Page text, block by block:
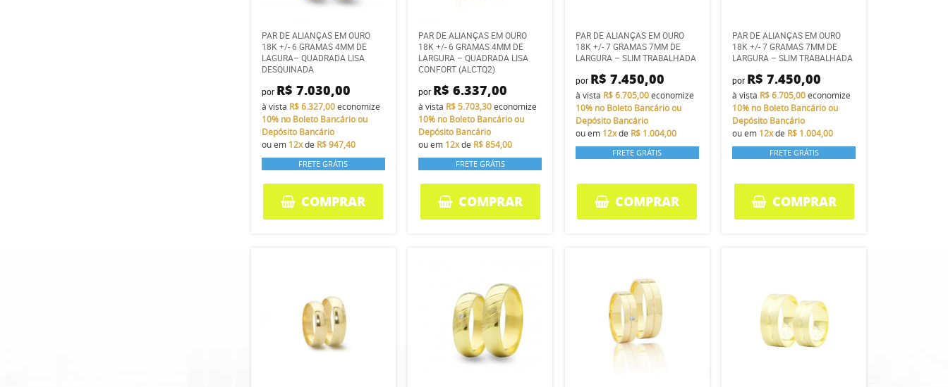
PAR DE ALIANÇAS EM OURO
18K +/- 6 GRAMAS 4MM DE
LAGURA– QUADRADA LISA
DESQUINADA
por R$ 7.030,00
à vista R$ 6.327,00economize
10% no Boleto Bancário ou
Depósito Bancário
ou em 12xde R$ 947,40
FRETE GRÁTIS
COMPRAR
PAR DE ALIANÇAS EM OURO
18K +/- 6 GRAMAS 4MM DE
LARGURA – QUADRADA LISA
CONFORT (ALCTQ2)
por R$ 6.337,00
à vista R$ 5.703,30economize
10% no Boleto Bancário ou
Depósito Bancário
ou em 12xde R$ 854,00
FRETE GRÁTIS
COMPRAR
PAR DE ALIANÇAS EM OURO
18K +/- 7 GRAMAS 7MM DE
LARGURA – SLIM TRABALHADA
por R$ 7.450,00
à vista R$ 6.705,00economize
10% no Boleto Bancário ou
Depósito Bancário
ou em 12xde R$ 1.004,00
FRETE GRÁTIS
COMPRAR
PAR DE ALIANÇAS EM OURO
18K +/- 7 GRAMAS 7MM DE
LARGURA – SLIM TRABALHADA
por R$ 7.450,00
à vista R$ 6.705,00economize
10% no Boleto Bancário ou
Depósito Bancário
ou em 12xde R$ 1.004,00
FRETE GRÁTIS
COMPRAR